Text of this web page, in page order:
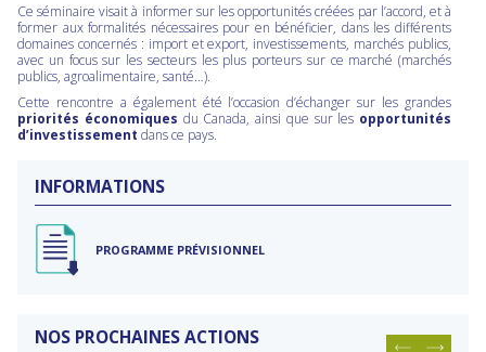
Ce séminaire visait à informer sur les opportunités créées par l’accord, et à
former aux formalités nécessaires pour en bénéficier, dans les différents
domaines concernés : import et export, investissements, marchés publics,
avec un focus sur les secteurs les plus porteurs sur ce marché (marchés
publics, agroalimentaire, santé…).
Cette rencontre a également été l’occasion d’échanger sur les grandes
priorités économiques du Canada, ainsi que sur les opportunités
d’investissement dans ce pays.
INFORMATIONS
PROGRAMME PRÉVISIONNEL
NOS PROCHAINES ACTIONS